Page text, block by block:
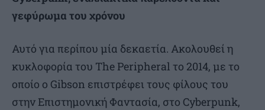
γεφύρωμα του χρόνου
Αυτό για περίπου μία δεκαετία. Ακολουθεί η
κυκλοφορία του The Peripheral το 2014, με το
οποίο ο Gibson επιστρέφει τους φίλους του
στην Επιστημονική Φαντασία, στο Cyberpunk,